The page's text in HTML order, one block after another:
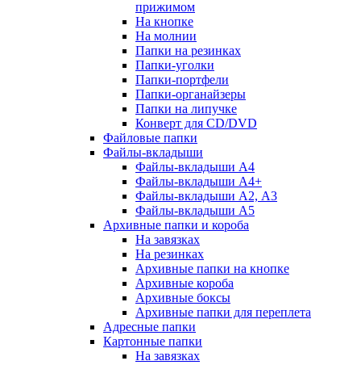
прижимом
На кнопке
На молнии
Папки на резинках
Папки-уголки
Папки-портфели
Папки-органайзеры
Папки на липучке
Конверт для CD/DVD
Файловые папки
Файлы-вкладыши
Файлы-вкладыши А4
Файлы-вкладыши А4+
Файлы-вкладыши А2, А3
Файлы-вкладыши А5
Архивные папки и короба
На завязках
На резинках
Архивные папки на кнопке
Архивные короба
Архивные боксы
Архивные папки для переплета
Адресные папки
Картонные папки
На завязках